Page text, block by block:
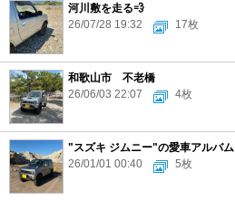
河川敷を走る💨
26/07/28 19:32
17枚
和歌山市 不老橋
26/06/03 22:07
4枚
"スズキ ジムニー"の愛車アルバム
26/01/01 00:40
5枚